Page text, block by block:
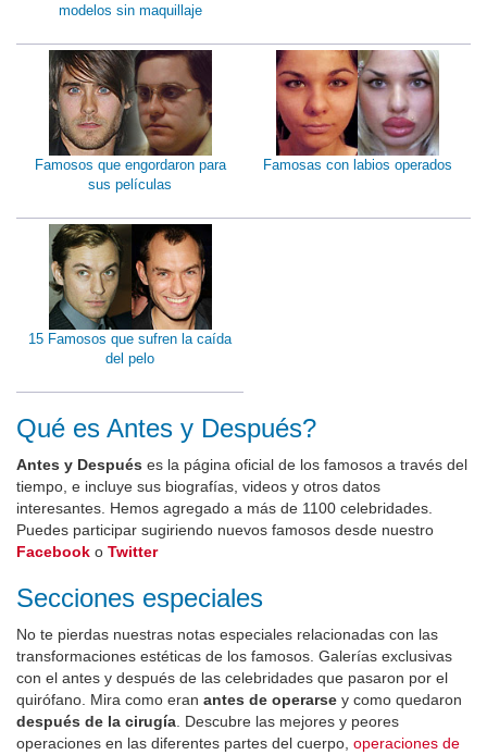
modelos sin maquillaje
Famosos que engordaron para
sus películas
Famosas con labios operados
15 Famosos que sufren la caída
del pelo
Qué es Antes y Después?
Antes y Después es la página oficial de los famosos a través del
tiempo, e incluye sus biografías, videos y otros datos
interesantes. Hemos agregado a más de 1100 celebridades.
Puedes participar sugiriendo nuevos famosos desde nuestro
Facebook o Twitter
Secciones especiales
No te pierdas nuestras notas especiales relacionadas con las
transformaciones estéticas de los famosos. Galerías exclusivas
con el antes y después de las celebridades que pasaron por el
quirófano. Mira como eran antes de operarse y como quedaron
después de la cirugía . Descubre las mejores y peores
operaciones en las diferentes partes del cuerpo, operaciones de